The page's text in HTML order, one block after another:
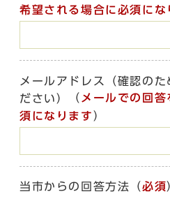
希望される場合に必須にな
メールアドレス（確認のた
ださい）
（ メールでの回
須になります ）
当市からの回答方法 （必須